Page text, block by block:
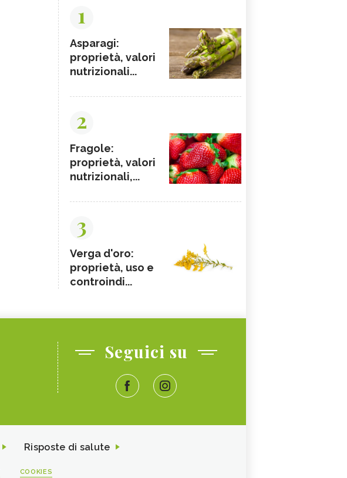
1
Asparagi:
proprietà, valori
nutrizionali...
2
Fragole:
proprietà, valori
nutrizionali,...
3
Verga d'oro:
proprietà, uso e
controindi...
Seguici su
Risposte di salute
COOKIES